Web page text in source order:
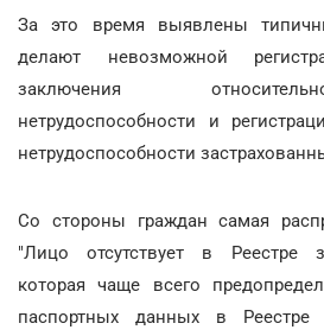
За это время выявлены
делают невозможной
заключения
нетрудоспособности и
нетрудоспособности
Со стороны граждан самая
"Лицо отсутствует в Реестре
которая чаще всего
паспортных данных в Реестре